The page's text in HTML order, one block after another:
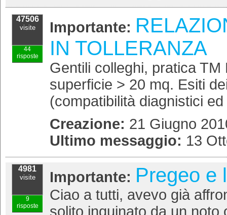
47506
visite
44
risposte
Importante:
IN TOLLERANZA
Gentili colleghi, pratica
superficie > 20 mq. Esiti
(compatibilità diagnistici
Creazione: 21 Giugno
Ultimo messaggio: 13
4981
visite
9
risposte
Importante: Pregeo e
Ciao a tutti, avevo già
solito inquinato da un